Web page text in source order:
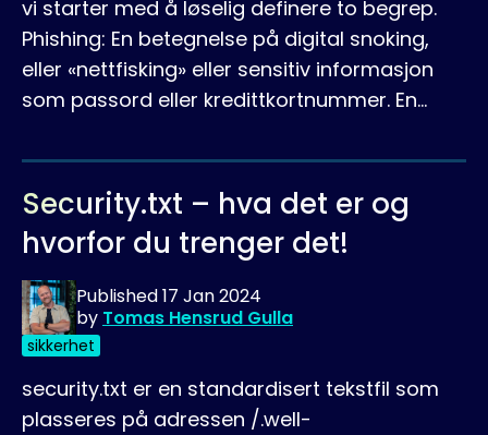
vi starter med å løselig definere to begrep.
Phishing: En betegnelse på digital snoking,
eller «nettfisking» eller sensitiv informasjon
som passord eller kredittkortnummer. En…
Security.txt – hva det er og
hvorfor du trenger det!
Published17 Jan 2024
by Tomas Hensrud Gulla
sikkerhet
security.txt er en standardisert tekstfil som
plasseres på adressen /.well-